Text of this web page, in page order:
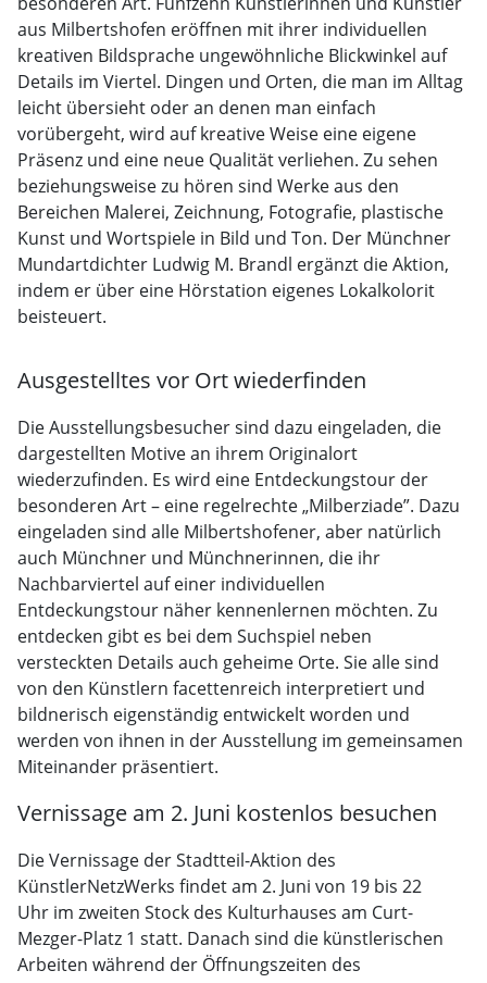
aus Milbertshofen eröffnen mit ihrer individuellen
kreativen Bildsprache ungewöhnliche Blickwinkel auf
Details im Viertel. Dingen und Orten, die man im Alltag
leicht übersieht oder an denen man einfach
vorübergeht, wird auf kreative Weise eine eigene
Präsenz und eine neue Qualität verliehen. Zu sehen
beziehungsweise zu hören sind Werke aus den
Bereichen Malerei, Zeichnung, Fotografie, plastische
Kunst und Wortspiele in Bild und Ton. Der Münchner
Mundartdichter Ludwig M. Brandl ergänzt die Aktion,
indem er über eine Hörstation eigenes Lokalkolorit
beisteuert.
Ausgestelltes vor Ort wiederfinden
Die Ausstellungsbesucher sind dazu eingeladen, die
dargestellten Motive an ihrem Originalort
wiederzufinden. Es wird eine Entdeckungstour der
besonderen Art – eine regelrechte „Milberziade”. Dazu
eingeladen sind alle Milbertshofener, aber natürlich
auch Münchner und Münchnerinnen, die ihr
Nachbarviertel auf einer individuellen
Entdeckungstour näher kennenlernen möchten. Zu
entdecken gibt es bei dem Suchspiel neben
versteckten Details auch geheime Orte. Sie alle sind
von den Künstlern facettenreich interpretiert und
bildnerisch eigenständig entwickelt worden und
werden von ihnen in der Ausstellung im gemeinsamen
Miteinander präsentiert.
Vernissage am 2. Juni kostenlos besuchen
Die Vernissage der Stadtteil-Aktion des
KünstlerNetzWerks findet am 2. Juni von 19 bis 22
Uhr im zweiten Stock des Kulturhauses am Curt-
Mezger-Platz 1 statt. Danach sind die künstlerischen
Arbeiten während der Öffnungszeiten des